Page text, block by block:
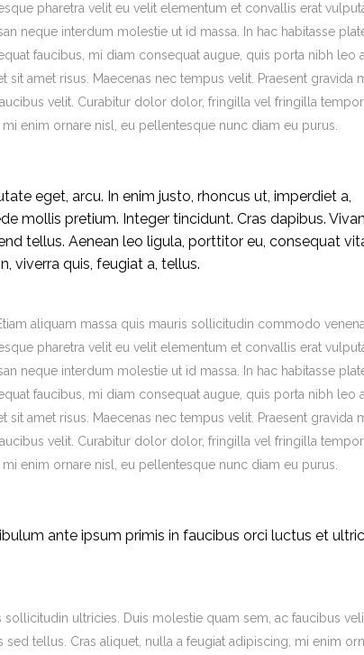
pharetra velit eu velit elementum et convallis erat
neque interdum molestie ut id massa. In hac habitasse
faucibus, mi diam consequat augue, quis porta nibh leo
amet risus. Maecenas nec tempus velit. Praesent gravida
velit. Curabitur dolor dolor, fringilla vel fringilla
enim ornare nisl, eu pellentesque nunc diam eu purus.
eget, arcu. In enim justo, rhoncus ut, imperdiet a,
mollis pretium. Integer tincidunt. Cras dapibus.
tellus. Aenean leo ligula, porttitor eu, consequat
viverra quis, feugiat a, tellus.
aliquam massa quis mauris sollicitudin commodo
pharetra velit eu velit elementum et convallis erat
neque interdum molestie ut id massa. In hac habitasse
faucibus, mi diam consequat augue, quis porta nibh leo
amet risus. Maecenas nec tempus velit. Praesent gravida
velit. Curabitur dolor dolor, fringilla vel fringilla
enim ornare nisl, eu pellentesque nunc diam eu purus.
ante ipsum primis in faucibus orci luctus et
ultricies. Duis molestie quam sem, ac faucibus
tellus. Cras aliquet, nulla a feugiat adipiscing, mi enim